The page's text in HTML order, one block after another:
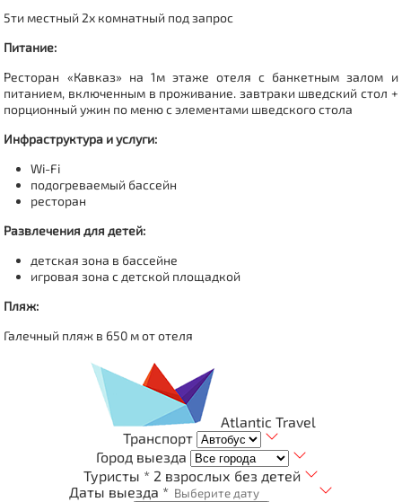
5ти местный 2х комнатный под запрос
Питание:
Ресторан «Кавказ» на 1м этаже отеля с банкетным залом и
питанием, включенным в проживание. завтраки шведский стол +
порционный ужин по меню с элементами шведского стола
Инфраструктура и услуги:
Wi-Fi
подогреваемый бассейн
ресторан
Развлечения для детей:
детская зона в бассейне
игровая зона с детской площадкой
Пляж:
Галечный пляж в 650 м от отеля
Atlantic Travel
Транспорт
Город выезда
Туристы * 2 взрослых без детей
Даты выезда *